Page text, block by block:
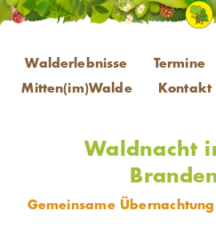
Walderlebnisse Termine
Mitten(im)Walde
Kontakt
Waldnacht
Gemeinsame